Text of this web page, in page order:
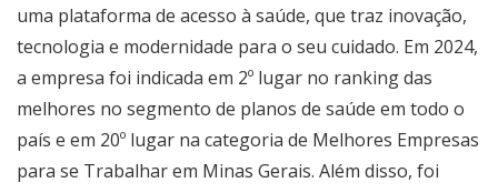
uma plataforma de acesso à saúde, que traz inovação,
tecnologia e modernidade para o seu cuidado. Em 2024,
a empresa foi indicada em 2º lugar no ranking das
melhores no segmento de planos de saúde em todo o
país e em 20º lugar na categoria de Melhores Empresas
para se Trabalhar em Minas Gerais. Além disso, foi